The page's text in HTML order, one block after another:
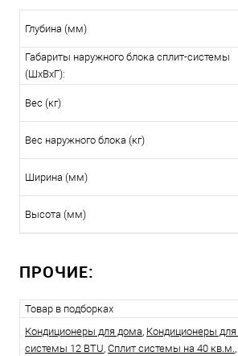
Глубина (мм)
Габариты наружного блока сплит-системы
(ШxВxГ):
Вес (кг)
Вес наружного блока (кг)
Ширина (мм)
Высота (мм)
ПРОЧИЕ:
Товар в подборках
Кондиционеры для дома, Кондиционеры
системы 12 BTU, Сплит системы на 40 кв.м.,